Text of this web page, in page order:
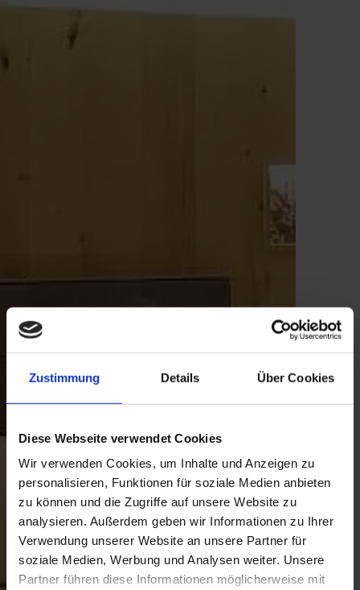
Zustimmung Details Über Cookies
Diese Webseite verwendet Cookies
Wir verwenden Cookies, um Inhalte und Anzeigen zu
personalisieren, Funktionen für soziale Medien anbieten
zu können und die Zugriffe auf unsere Website zu
analysieren. Außerdem geben wir Informationen zu Ihrer
Verwendung unserer Website an unsere Partner für
soziale Medien, Werbung und Analysen weiter. Unsere
Partner führen diese Informationen möglicherweise mit